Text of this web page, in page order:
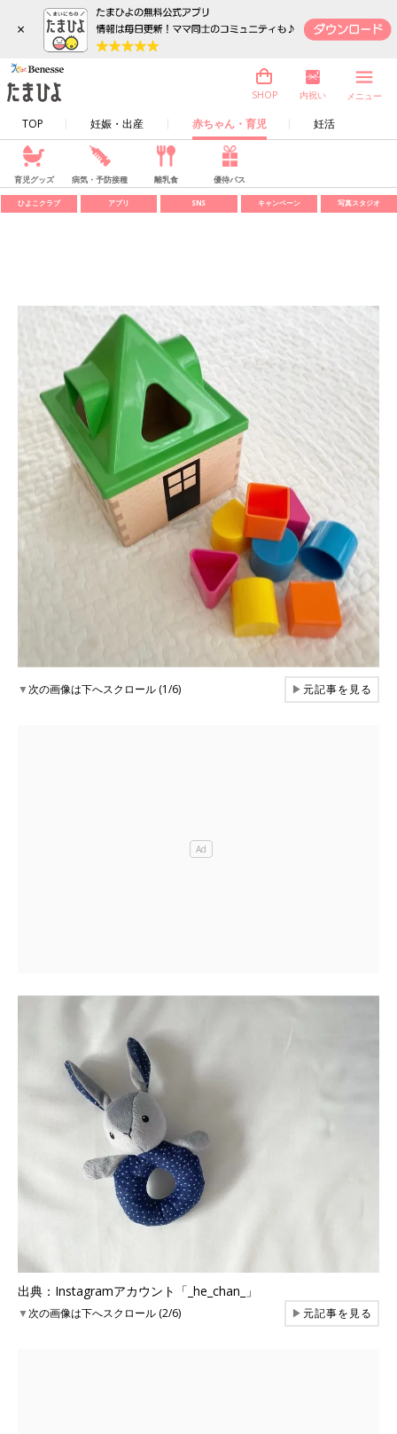
×
TOP 妊娠・出産 赤ちゃん・育児 妊活
SHOP 内祝い メニュー
育児グッズ 病気・予防接種 離乳食 優待パス
ひよこクラブ アプリ SNS キャンペーン 写真スタジオ
▼次の画像は下へスクロール (1/6) ▶元記事を見る
出典：Instagramアカウント「_he_chan_」
▼次の画像は下へスクロール (2/6) ▶元記事を見る